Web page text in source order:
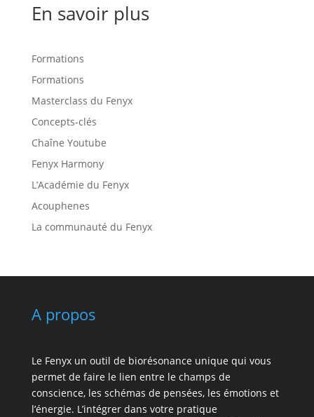
En savoir plus
Formations
Formations
Masterclass du Fenyx
Concepts-clés
Chaîne Youtube
Fenyx Harmony
L’Académie du Fenyx
Acouphenes
La communauté du Fenyx
A propos
Le Fenyx un outil de biorésonance unique qui vous
permet de faire le lien entre le champs de
conscience, les schémas de pensées, les émotions et
l’énergie. L’intégrer dans votre pratique